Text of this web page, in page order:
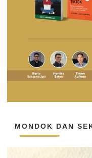
MONDOK DAN